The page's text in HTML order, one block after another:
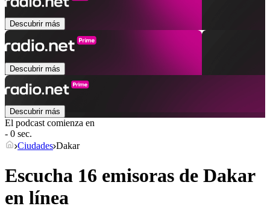
Descubrir más
Descubrir más
Descubrir más
El podcast comienza en
- 0 sec.
Ciudades Dakar
Escucha 16 emisoras de Dakar
en línea